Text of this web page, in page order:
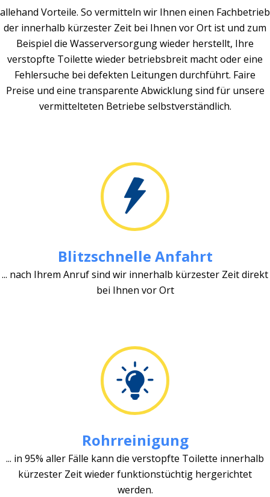
allehand Vorteile. So vermitteln wir Ihnen einen Fachbetrieb
der innerhalb kürzester Zeit bei Ihnen vor Ort ist und zum
Beispiel die Wasserversorgung wieder herstellt, Ihre
verstopfte Toilette wieder betriebsbreit macht oder eine
Fehlersuche bei defekten Leitungen durchführt. Faire
Preise und eine transparente Abwicklung sind für unsere
vermittelteten Betriebe selbstverständlich.
Blitzschnelle Anfahrt
... nach Ihrem Anruf sind wir innerhalb kürzester Zeit direkt
bei Ihnen vor Ort
Rohrreinigung
... in 95% aller Fälle kann die verstopfte Toilette innerhalb
kürzester Zeit wieder funktionstüchtig hergerichtet
werden.